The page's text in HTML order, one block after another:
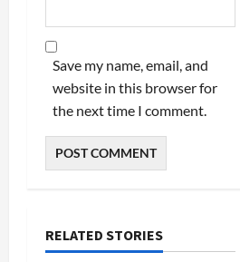
Save my name, email, and
website in this browser for
the next time I comment.
RELATED STORIES